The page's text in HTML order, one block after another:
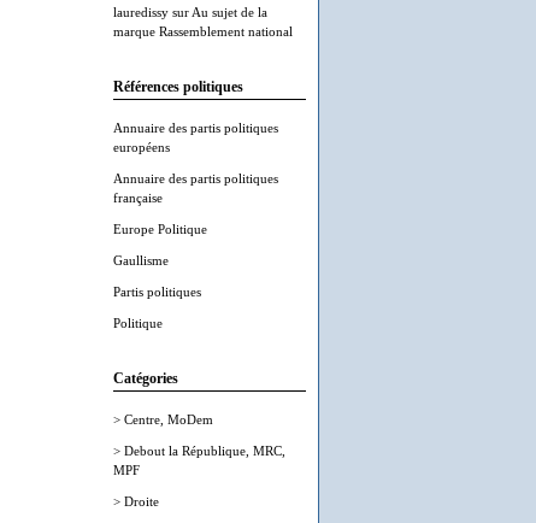
lauredissy sur Au sujet de la
marque Rassemblement national
Références politiques
Annuaire des partis politiques
européens
Annuaire des partis politiques
française
Europe Politique
Gaullisme
Partis politiques
Politique
Catégories
> Centre, MoDem
> Debout la République, MRC,
MPF
> Droite